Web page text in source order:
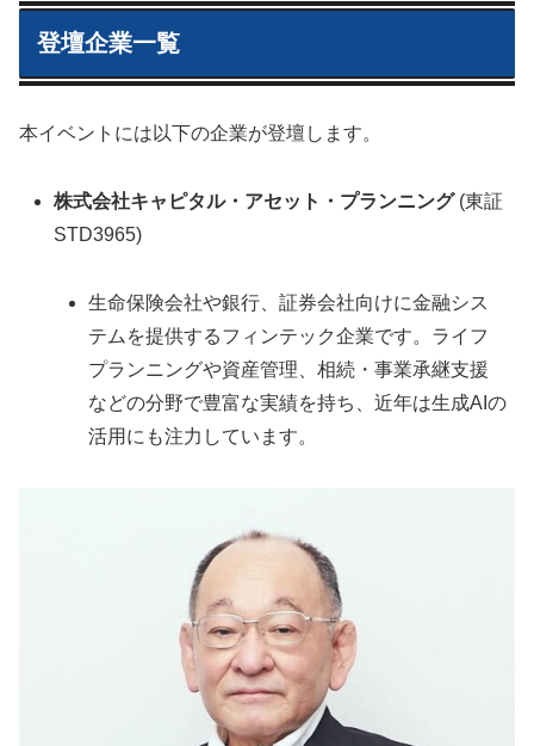
登壇企業一覧
本イベントには以下の企業が登壇します。
株式会社キャピタル・アセット・プランニング(東証
STD3965)
生命保険会社や銀行、証券会社向けに金融シス
テムを提供するフィンテック企業です。ライフ
プランニングや資産管理、相続・事業承継支援
などの分野で豊富な実績を持ち、近年は生成AIの
活用にも注力しています。